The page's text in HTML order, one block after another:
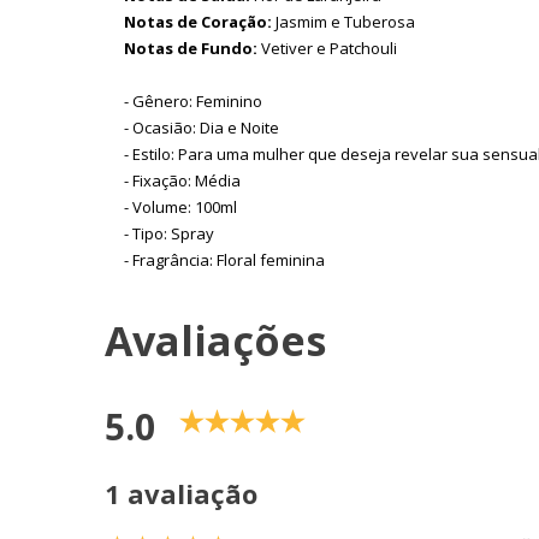
Notas de Coração: Jasmim e Tuberosa
Notas de Fundo: Vetiver e Patchouli
- Gênero: Feminino
- Ocasião: Dia e Noite
- Estilo: Para uma mulher que deseja revelar sua
- Fixação: Média
- Volume: 100ml
- Tipo: Spray
- Fragrância: Floral feminina
Avaliações
5.0
1 avaliação